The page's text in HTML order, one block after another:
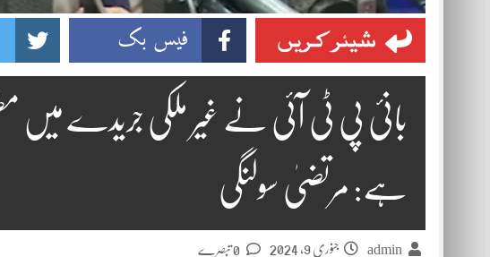
شیئر کریں فیس بک
بانیٔ پی ٹی آئی نے غیر ملکی جریدے میں
ہے: مرتضیٰ سولنگی
admin جنوری 9, 2024